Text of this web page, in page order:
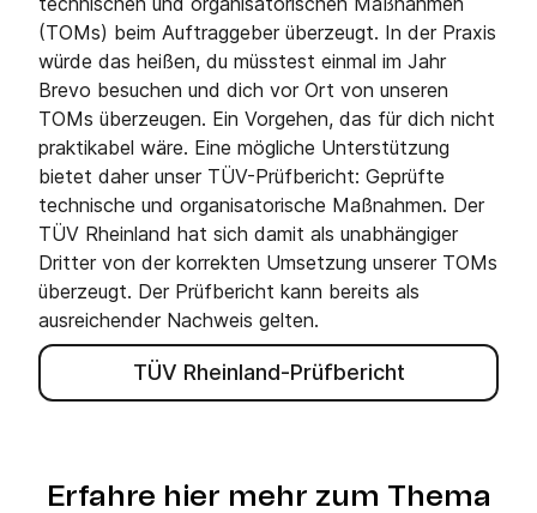
(TOMs) beim Auftraggeber überzeugt. In der Praxis
würde das heißen, du müsstest einmal im Jahr
Brevo besuchen und dich vor Ort von unseren
TOMs überzeugen. Ein Vorgehen, das für dich nicht
praktikabel wäre. Eine mögliche Unterstützung
bietet daher unser TÜV-Prüfbericht: Geprüfte
technische und organisatorische Maßnahmen. Der
TÜV Rheinland hat sich damit als unabhängiger
Dritter von der korrekten Umsetzung unserer TOMs
überzeugt. Der Prüfbericht kann bereits als
ausreichender Nachweis gelten.
TÜV Rheinland-Prüfbericht
Erfahre hier mehr zum Thema